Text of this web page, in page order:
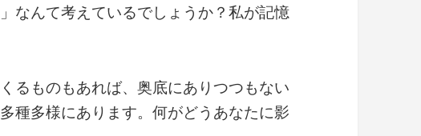
なんて考えているでしょうか？私が記憶
るものもあれば、奥底にありつつもない
種多様にあります。何がどうあなたに影